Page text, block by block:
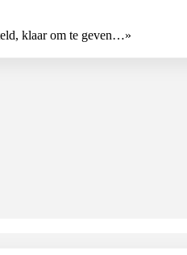
klaar om te geven…»